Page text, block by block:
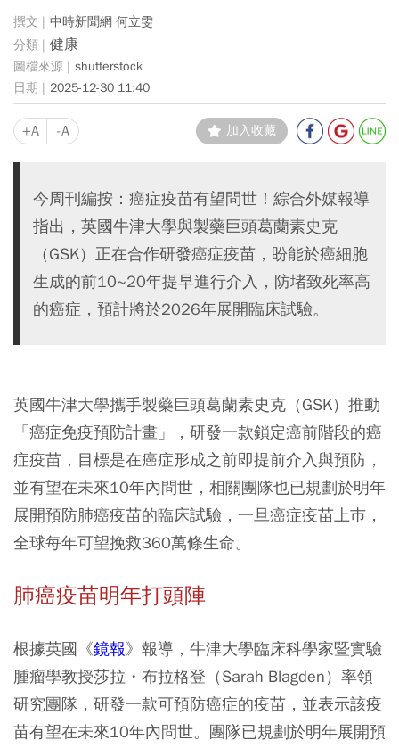
中時新聞網 何立雯
健康
shutterstock
2025-12-30 11:40
+A -A 加入收藏
今周刊編按：癌症疫苗有望問世！綜合外媒報導
指出，英國牛津大學與製藥巨頭葛蘭素史克
（GSK）正在合作研發癌症疫苗，盼能於癌細胞
生成的前10~20年提早進行介入，防堵致死率高
的癌症，預計將於2026年展開臨床試驗。
英國牛津大學攜手製藥巨頭葛蘭素史克（GSK）推動
「癌症免疫預防計畫」，研發一款鎖定癌前階段的癌
症疫苗，目標是在癌症形成之前即提前介入與預防，
並有望在未來10年內問世，相關團隊也已規劃於明年
展開預防肺癌疫苗的臨床試驗，一旦癌症疫苗上巿，
全球每年可望挽救360萬條生命。
肺癌疫苗明年打頭陣
根據英國《鏡報》報導，牛津大學臨床科學家暨實驗
腫瘤學教授莎拉・布拉格登（Sarah Blagden）率領
研究團隊，研發一款可預防癌症的疫苗，並表示該疫
苗有望在未來10年內問世。團隊已規劃於明年展開預